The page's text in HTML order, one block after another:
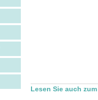
Lesen Sie auch